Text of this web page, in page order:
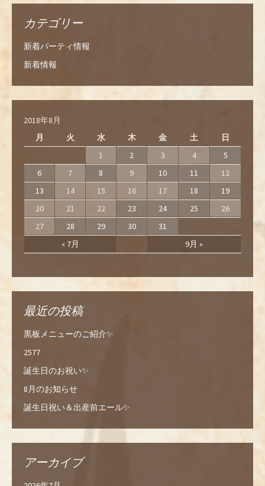
カテゴリー
新着パーティ情報
新着情報
2018年8月
月
火 水 木 金 土 日
« 7月 9月 »
1 2 3 4
5
6
7 8 9 10 11
12
13
14 15 16 17 18
19
20
21 22 23 24 25
26
27
28 29 30 31
最近の投稿
黒板メニューのご紹介✨
2577
誕生日のお祝い✨
8月のお知らせ
誕生日祝い＆出産前エール✨
アーカイブ